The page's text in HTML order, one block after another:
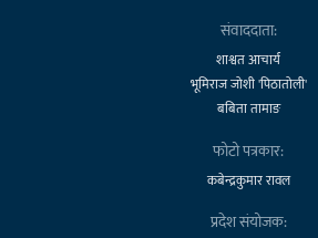
संवाददाता:
शाश्वत आचार्य
भूमिराज जोशी 'पिठातोली'
बबिता तामाङ
फोटो पत्रकार:
कबेन्द्रकुमार रावल
प्रदेश संयोजक: